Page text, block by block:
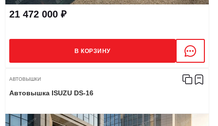
21 472 000 ₽
В КОРЗИНУ
АВТОВЫШКИ
Автовышка ISUZU DS-16